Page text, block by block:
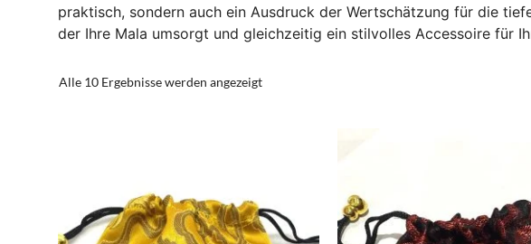
praktisch, sondern auch ein Ausdruck der Wertschätzung für die
der Ihre Mala umsorgt und gleichzeitig ein stilvolles Accessoire für
Alle 10 Ergebnisse werden angezeigt